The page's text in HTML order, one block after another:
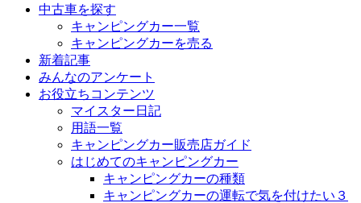
中古車を探す
キャンピングカー一覧
キャンピングカーを売る
新着記事
みんなのアンケート
お役立ちコンテンツ
マイスター日記
用語一覧
キャンピングカー販売店ガイド
はじめてのキャンピングカー
キャンピングカーの種類
キャンピングカーの運転で気を付けたい３